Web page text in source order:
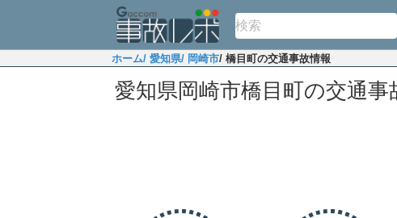
ホーム/ 愛知県/ 岡崎市/ 橋目町の交通事故情報
愛知県岡崎市橋目町の交通事